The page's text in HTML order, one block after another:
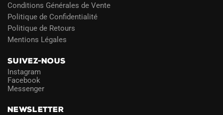
Conditions Générales de Vente
Politique de Confidentialité
Politique de Retours
Mentions Légales
SUIVEZ-NOUS
Instagram
Facebook
Messenger
NEWSLETTER